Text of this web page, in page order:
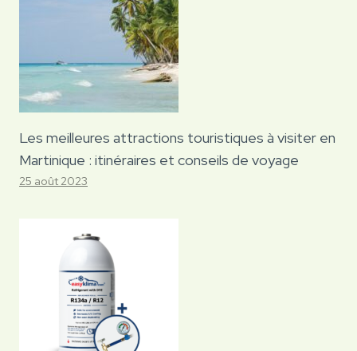
Les meilleures attractions touristiques à visiter en
Martinique : itinéraires et conseils de voyage
25 août 2023